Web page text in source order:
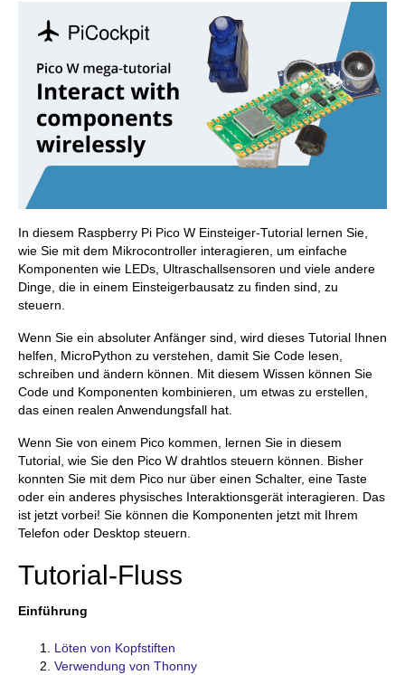
In diesem Raspberry Pi Pico W Einsteiger-Tutorial lernen Sie,
wie Sie mit dem Mikrocontroller interagieren, um einfache
Komponenten wie LEDs, Ultraschallsensoren und viele andere
Dinge, die in einem Einsteigerbausatz zu finden sind, zu
steuern.
Wenn Sie ein absoluter Anfänger sind, wird dieses Tutorial Ihnen
helfen, MicroPython zu verstehen, damit Sie Code lesen,
schreiben und ändern können. Mit diesem Wissen können Sie
Code und Komponenten kombinieren, um etwas zu erstellen,
das einen realen Anwendungsfall hat.
Wenn Sie von einem Pico kommen, lernen Sie in diesem
Tutorial, wie Sie den Pico W drahtlos steuern können. Bisher
konnten Sie mit dem Pico nur über einen Schalter, eine Taste
oder ein anderes physisches Interaktionsgerät interagieren. Das
ist jetzt vorbei! Sie können die Komponenten jetzt mit Ihrem
Telefon oder Desktop steuern.
Tutorial-Fluss
Einführung
Löten von Kopfstiften
Verwendung von Thonny